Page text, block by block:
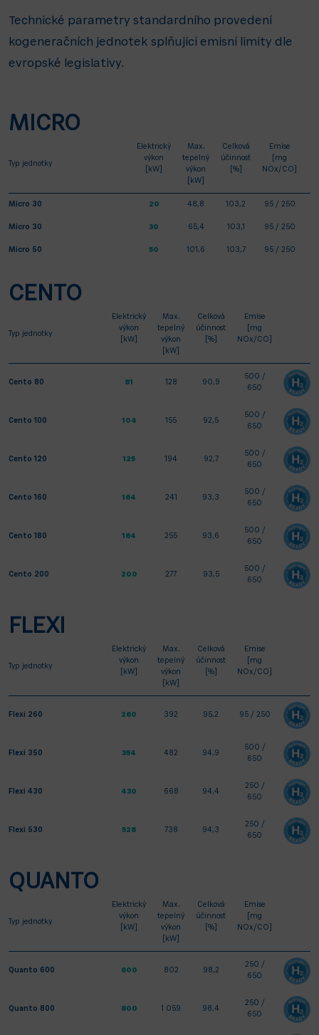
Technické parametry standardního provedení
kogeneračních jednotek splňující emisní limity dle
evropské legislativy.
MICRO
Typ jednotky
Elektrický
výkon
[kW]
Max.
tepelný
výkon
[kW]
Celková
účinnost
[%]
Emise
[mg
NOx/CO]
Micro 30 20 48,8 103,2 95 / 250
Micro 30 30 65,4 103,1 95 / 250
Micro 50 50 101,6 103,7 95 / 250
CENTO
Typ jednotky
Elektrický
výkon
[kW]
Max.
tepelný
výkon
[kW]
Celková
účinnost
[%]
Emise
[mg
NOx/CO]
Cento 80 81 128 90,9
500 /
650
Cento 100 104 155 92,5
500 /
650
Cento 120 125 194 92,7
500 /
650
Cento 160 164 241 93,3
500 /
650
Cento 180 184 255 93,6
500 /
650
Cento 200 200 277 93,5
500 /
650
FLEXI
Typ jednotky
Elektrický
výkon
[kW]
Max.
tepelný
výkon
[kW]
Celková
účinnost
[%]
Emise
[mg
NOx/CO]
Flexi 260 260 392 95,2 95 / 250
Flexi 350 354 482 94,9
500 /
650
Flexi 430 430 668 94,4
250 /
650
Flexi 530 528 738 94,3
250 /
650
QUANTO
Typ jednotky
Elektrický
výkon
[kW]
Max.
tepelný
výkon
[kW]
Celková
účinnost
[%]
Emise
[mg
NOx/CO]
Quanto 600 600 802 98,2
250 /
650
Quanto 800 800 1 059 98,4
250 /
650